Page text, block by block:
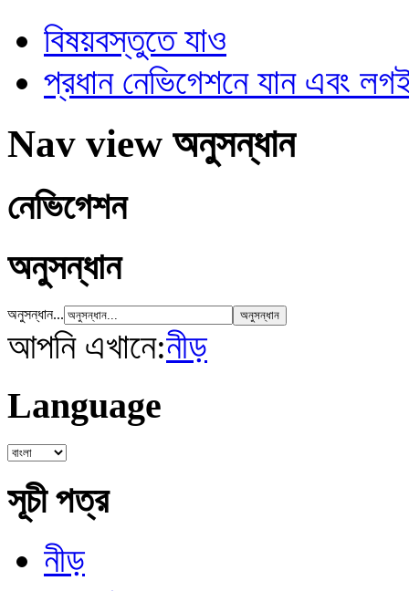
বিষয়বস্তুতে যাও
প্রধান নেভিগেশনে যান এবং
Nav view অনুসন্ধান
নেভিগেশন
অনুসন্ধান
অনুসন্ধান...
আপনি এখানে:নীড়
Language
সূচী পত্র
নীড়